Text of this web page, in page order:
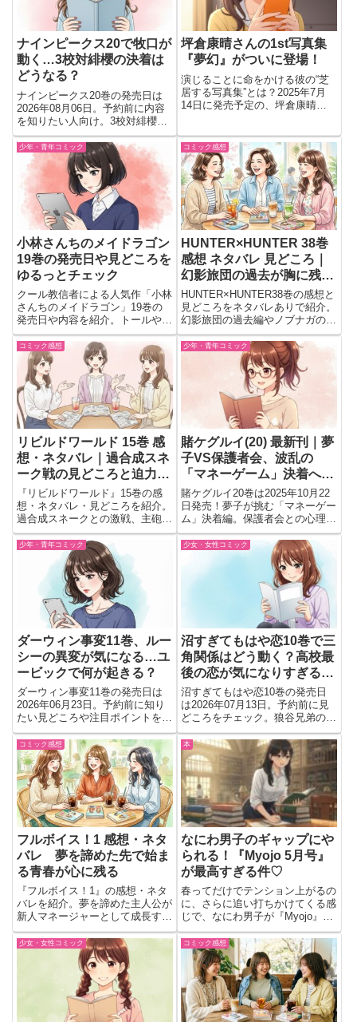
ナインピークス20で牧口が
動く…3校対緋櫻の決着は
どうなる？
ナインピークス20巻の発売日は
2026年08月06日。予約前に内容
を知りたい人向け。3校対緋櫻の
戦いが進む中、5対5の団体戦へ
向けた牧口の動きが見どころ。読
む価値を判断できるよう解説。
坪倉康晴さんの1st写真集
『夢幻』がついに登場！
演じることに命をかける彼の“芝
居する写真集”とは？2025年7月
14日に発売予定の、坪倉康晴さ
でも“演じる”という新しい挑戦に
踏み込んでるって聞いて、もうド
キドキが止まらない…！鳥...
少年・青年コミック
小林さんちのメイドラゴン
19巻の発売日や見どころを
ゆるっとチェック
クール教信者による人気作「小林
さんちのメイドラゴン」19巻の
発売日や内容を紹介。トールやイ
ルルの活躍、小林さんとの絆が深
まる最新巻の見どころを解説。
コミック感想
HUNTER×HUNTER 38巻
感想 ネタバレ 見どころ｜
幻影旅団の過去が胸に残っ
た一冊
HUNTER×HUNTER38巻の感想と
見どころをネタバレありで紹介。
幻影旅団の過去編やノブナガの回
想、船内抗争の緊張感など読後に
語りたくなる魅力をまとめまし
コミック感想
リビルドワールド 15巻 感
想・ネタバレ｜過合成スネ
ーク戦の見どころと迫力バ
トル展開を解説
『リビルドワールド』15巻の感
想・ネタバレ・見どころを紹介。
過合成スネークとの激戦、主砲直
撃の衝撃展開、アキラやリリーの
連携など迫力バトルの魅力を詳し
く解説します。
少年・青年コミック
賭ケグルイ(20) 最新刊｜夢
子VS保護者会、波乱の
「マネーゲーム」決着へ！
【発売日：2025年10月22
日】
賭ケグルイ20巻は2025年10月22
日発売！夢子が挑む「マネーゲー
ム」決着編。保護者会との心理戦
がついに終幕を迎える、シリーズ
転機の最新巻。
少年・青年コミック
ダーウィン事変11巻、ルー
シーの異変が気になる…ユ
ービックで何が起きる？
ダーウィン事変11巻の発売日は
2026年06月23日。予約前に知り
たい見どころや注目ポイントを紹
介。ルーシーの異変やリヴェラ脱
獄、ユービックで激化する戦いが
気になる最新巻をチェック。
少女・女性コミック
沼すぎてもはや恋10巻で三
角関係はどう動く？高校最
後の恋が気になりすぎる…
沼すぎてもはや恋10巻の発売日
は2026年07月13日。予約前に見
どころをチェック。狼谷兄弟の三
角関係や交際後の関係変化が気に
なるタイミング。購入判断に役立
つ紹介。
コミック感想
フルボイス！1 感想・ネタ
バレ 夢を諦めた先で始ま
る青春が心に残る
『フルボイス！1』の感想・ネタ
バレを紹介。夢を諦めた主人公が
新人マネージャーとして成長する
姿や、声優のたまごたちとの交
流、小さな積み重ねが心に残る魅
力を語ります。
本
なにわ男子のギャップにや
られる！『Myojo 5月号』
が最高すぎる件♡
春ってだけでテンション上がるの
に、さらに追い打ちかけてくる感
じで、なにわ男子が『Myojo』5
月号の表紙に登場しててほんとヤ
バい！アジアツアーとかソロ活動
もどんどん増えてて、どんどん進
化してる7人が、わちゃわちゃ感
もクールな顔も全部見せてく...
少女・女性コミック コミック感想